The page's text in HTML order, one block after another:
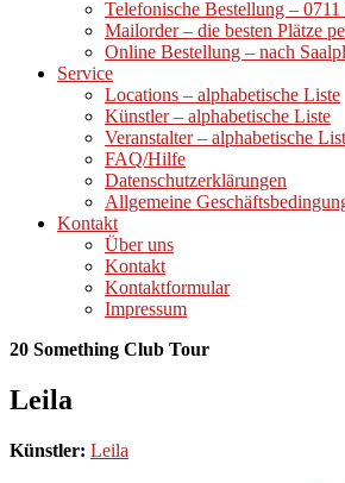
Telefonische Bestellung –
Mailorder – die besten Plätze
Online Bestellung – nach
Service
Locations – alphabetische Liste
Künstler – alphabetische Liste
Veranstalter – alphabetische
FAQ/Hilfe
Datenschutzerklärungen
Allgemeine
Kontakt
Über uns
Kontakt
Kontaktformular
Impressum
20 Something Club Tour
Leila
Künstler: Leila